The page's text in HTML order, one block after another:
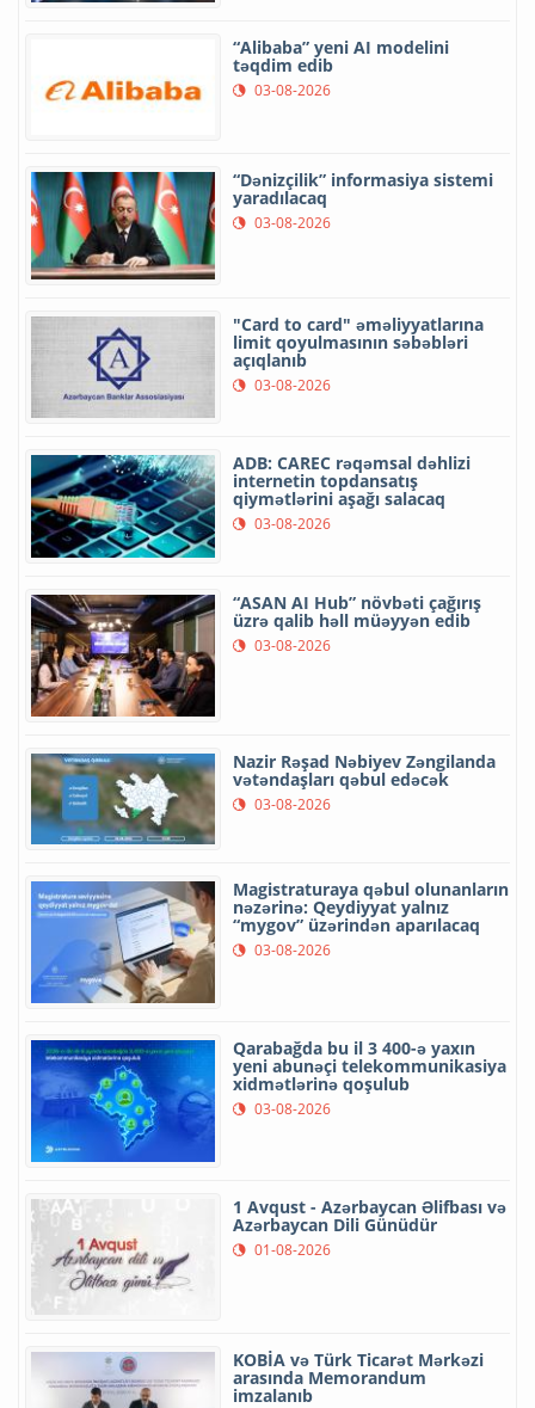
“Alibaba” yeni AI modelini
təqdim edib
03-08-2026
“Dənizçilik” informasiya sistemi
yaradılacaq
03-08-2026
"Card to card" əməliyyatlarına
limit qoyulmasının səbəbləri
açıqlanıb
03-08-2026
ADB: CAREC rəqəmsal dəhlizi
internetin topdansatış
qiymətlərini aşağı salacaq
03-08-2026
“ASAN AI Hub” növbəti çağırış
üzrə qalib həll müəyyən edib
03-08-2026
Nazir Rəşad Nəbiyev Zəngilanda
vətəndaşları qəbul edəcək
03-08-2026
Magistraturaya qəbul olunanların
nəzərinə: Qeydiyyat yalnız
“mygov” üzərindən aparılacaq
03-08-2026
Qarabağda bu il 3 400-ə yaxın
yeni abunəçi telekommunikasiya
xidmətlərinə qoşulub
03-08-2026
1 Avqust - Azərbaycan Əlifbası və
Azərbaycan Dili Günüdür
01-08-2026
KOBİA və Türk Ticarət Mərkəzi
arasında Memorandum
imzalanıb